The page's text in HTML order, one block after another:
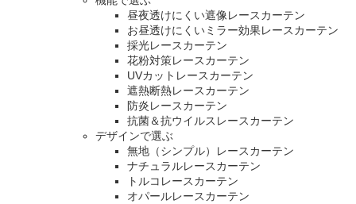
昼夜透けにくい遮像レースカーテン
お昼透けにくいミラー効果レースカーテン
採光レースカーテン
花粉対策レースカーテン
UVカットレースカーテン
遮熱断熱レースカーテン
防炎レースカーテン
抗菌＆抗ウイルスレースカーテン
デザインで選ぶ
無地（シンプル）レースカーテン
ナチュラルレースカーテン
トルコレースカーテン
オパールレースカーテン